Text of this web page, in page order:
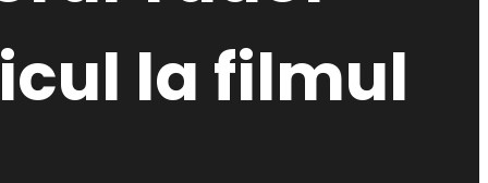
la filmul